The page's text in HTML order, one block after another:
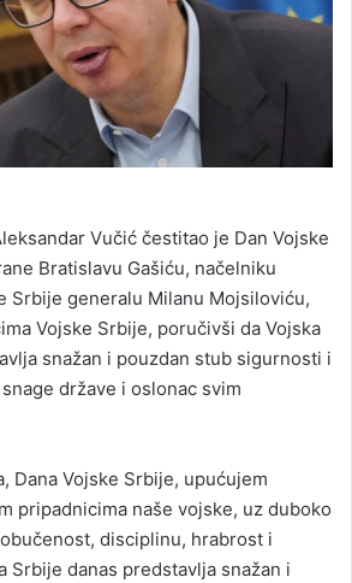
Vučić čestitao je Dan Vojske
Bratislavu Gašiću, načelniku
Srbije generalu Milanu Mojsiloviću,
Vojske Srbije, poručivši da Vojska
snažan i pouzdan stub sigurnosti i
države i oslonac svim
Dana Vojske Srbije, upućujem
pripadnicima naše vojske, uz duboko
disciplinu, hrabrost i
Srbije danas predstavlja snažan i